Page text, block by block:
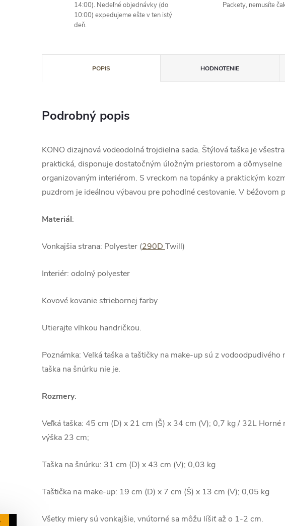
14:00). Nedeľné objednávky (do
10:00) expedujeme ešte v ten istý
deň.
Packety, nemusíte
POPIS HODNOTENIE
Podrobný popis
KONO dizajnová vodeodolná trojdielna sada. Štýlová taška je
praktická, disponuje dostatočným úložným priestorom a dômyselne
organizovaným interiérom. S vreckom na topánky a praktickým
puzdrom je ideálnou výbavou pre pohodlné cestovanie. V béžovom
Materiál:
Vonkajšia strana: Polyester (290D Twill)
Interiér: odolný polyester
Kovové kovanie striebornej farby
Utierajte vlhkou handričkou.
Poznámka: Veľká taška a taštičky na make-up sú z vodoodpudivého
taška na šnúrku nie je.
Rozmery:
Veľká taška: 45 cm (D) x 21 cm (Š) x 34 cm (V); 0,7 kg / 32L Horné
výška 23 cm;
Taška na šnúrku: 31 cm (D) x 43 cm (V); 0,03 kg
Taštička na make-up: 19 cm (D) x 7 cm (Š) x 13 cm (V); 0,05 kg
Všetky miery sú vonkajšie, vnútorné sa môžu líšiť až o 1-2 cm.